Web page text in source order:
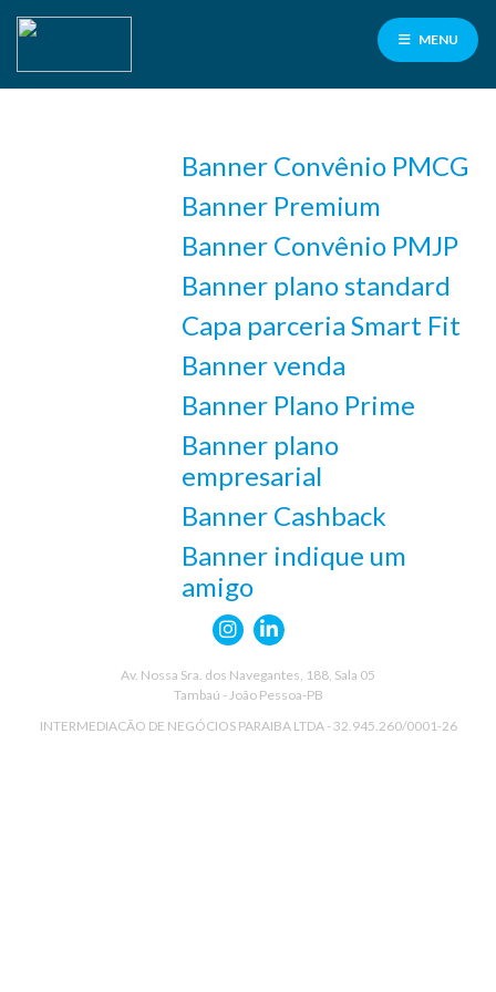
MENU
Facilitépara
servidoresPMCG
100% de cashback
nas consultas e exames laboratoriais
Banner Convênio PMCG
Banner Premium
Banner Convênio PMJP
Banner plano standard
Capa parceria Smart Fit
Banner venda
Banner Plano Prime
Banner plano
empresarial
Banner Cashback
Banner indique um
amigo
Av. Nossa Sra. dos Navegantes, 188, Sala 05
Tambaú - João Pessoa-PB
INTERMEDIACÃO DE NEGÓCIOS PARAIBA LTDA - 32.945.260/0001-26